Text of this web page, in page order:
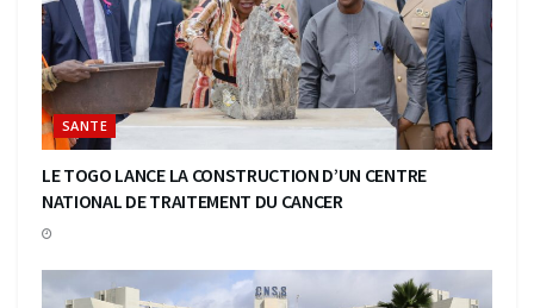
SANTE
LE TOGO LANCE LA CONSTRUCTION D’UN CENTRE
NATIONAL DE TRAITEMENT DU CANCER